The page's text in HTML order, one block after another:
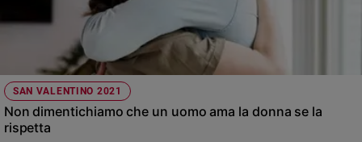
SAN VALENTINO 2021
Non dimentichiamo che un uomo ama la donna se la
rispetta